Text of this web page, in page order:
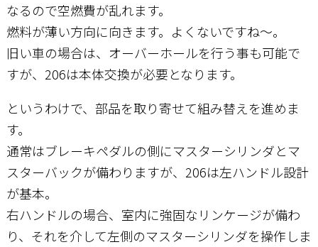
なるので空燃費が乱れます。
燃料が薄い方向に向きます。よくないですね～。
旧い車の場合は、オーバーホールを行う事も可能で
すが、206は本体交換が必要となります。
というわけで、部品を取り寄せて組み替えを進めま
す。
通常はブレーキペダルの側にマスターシリンダとマ
スターバックが備わりますが、206は左ハンドル設計
が基本。
右ハンドルの場合、室内に強固なリンケージが備わ
り、それを介して左側のマスターシリンダを操作しま